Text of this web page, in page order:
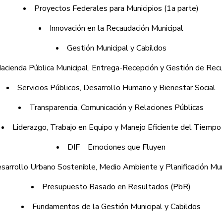
Proyectos Federales para Municipios (1a parte)
Innovación en la Recaudación Municipal
Gestión Municipal y Cabildos
Pública Municipal, Entrega-Recepción y Gestión de
Servicios Públicos, Desarrollo Humano y Bienestar Social
Transparencia, Comunicación y Relaciones Públicas
Liderazgo, Trabajo en Equipo y Manejo Eficiente del Tiempo
DIF
Emociones que Fluyen
Urbano Sostenible, Medio Ambiente y Planificación
Presupuesto Basado en Resultados (PbR)
Fundamentos de la Gestión Municipal y Cabildos